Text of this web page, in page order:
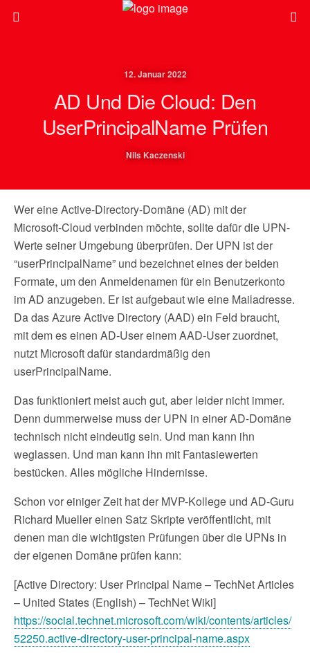
12. Januar 2022
AD Und Die Cloud: Den
UserPrincipalName Prüfen
Nils Kaczenski
Wer eine Active-Directory-Domäne (AD) mit der
Microsoft-Cloud verbinden möchte, sollte dafür die UPN-
Werte seiner Umgebung überprüfen. Der UPN ist der
“userPrincipalName” und bezeichnet eines der beiden
Formate, um den Anmeldenamen für ein Benutzerkonto
im AD anzugeben. Er ist aufgebaut wie eine Mailadresse.
Da das Azure Active Directory (AAD) ein Feld braucht,
mit dem es einen AD-User einem AAD-User zuordnet,
nutzt Microsoft dafür standardmäßig den
userPrincipalName.
Das funktioniert meist auch gut, aber leider nicht immer.
Denn dummerweise muss der UPN in einer AD-Domäne
technisch nicht eindeutig sein. Und man kann ihn
weglassen. Und man kann ihn mit Fantasiewerten
bestücken. Alles mögliche Hindernisse.
Schon vor einiger Zeit hat der MVP-Kollege und AD-Guru
Richard Mueller einen Satz Skripte veröffentlicht, mit
denen man die wichtigsten Prüfungen über die UPNs in
der eigenen Domäne prüfen kann:
[Active Directory: User Principal Name – TechNet Articles
– United States (English) – TechNet Wiki]
https://social.technet.microsoft.com/wiki/contents/articles/
52250.active-directory-user-principal-name.aspx